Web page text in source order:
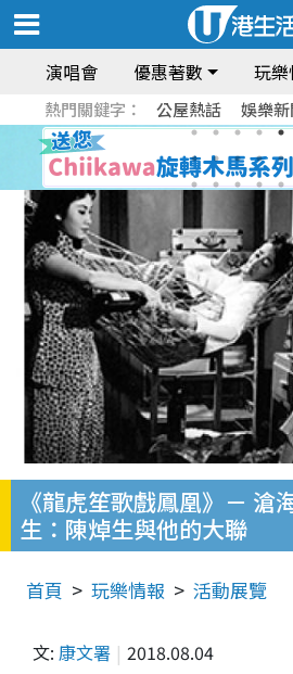
演唱會 優惠著數 玩
熱門關鍵字： 公屋熱話 娛樂新
《龍虎笙歌戲鳳凰》－ 滄
生：陳焯生與他的大聯
首頁 玩樂情報 活動展覽
文: 康文署 2018.08.04